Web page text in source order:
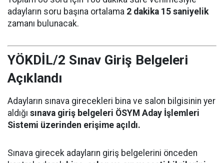
adayların soru başına ortalama 2 dakika 15 saniyelik
zamanı bulunacak.
YÖKDİL/2 Sınav Giriş Belgeleri
Açıklandı
Adayların sınava girecekleri bina ve salon bilgisinin yer
aldığı sınava giriş belgeleri ÖSYM Aday İşlemleri
Sistemi üzerinden erişime açıldı.
Sınava girecek adayların giriş belgelerini önceden